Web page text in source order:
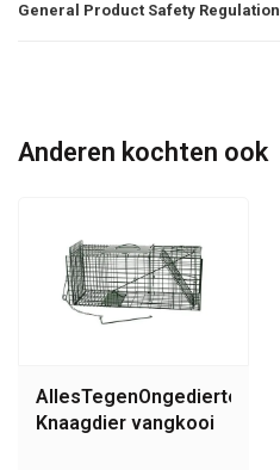
General Product Safety Regulation
Anderen kochten ook
AllesTegenOngedierte.nl
Knaagdier vangkooi